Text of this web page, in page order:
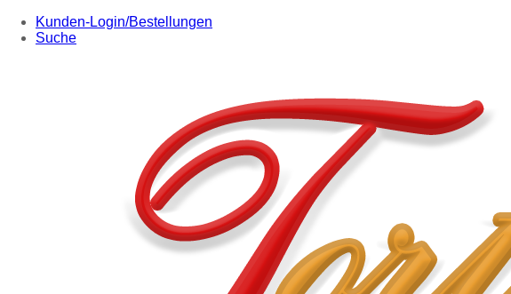
Kunden-Login/Bestellungen
Suche